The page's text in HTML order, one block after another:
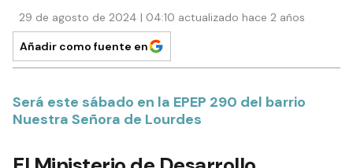
29 de agosto de 2024 | 04:10 actualizado hace 2 años
Añadir como fuente en
Será este sábado en la EPEP 290 del barrio
Nuestra Señora de Lourdes